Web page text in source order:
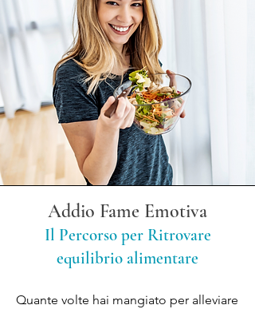
Addio Fame Emotiva
Il Percorso per Ritrovare
equilibrio alimentare
Quante volte hai mangiato per alleviare